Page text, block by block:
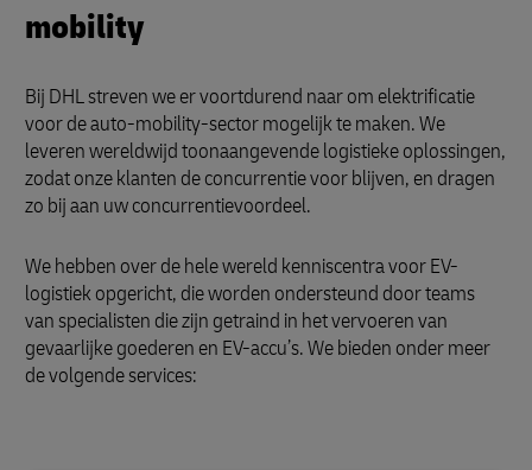
mobility
Bij DHL streven we er voortdurend naar om elektrificatie
voor de auto-mobility-sector mogelijk te maken. We
leveren wereldwijd toonaangevende logistieke oplossingen,
zodat onze klanten de concurrentie voor blijven, en dragen
zo bij aan uw concurrentievoordeel.
We hebben over de hele wereld kenniscentra voor EV-
logistiek opgericht, die worden ondersteund door teams
van specialisten die zijn getraind in het vervoeren van
gevaarlijke goederen en EV-accu’s. We bieden onder meer
de volgende services: